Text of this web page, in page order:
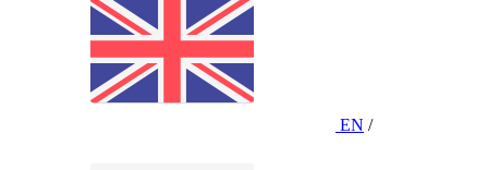
EN /